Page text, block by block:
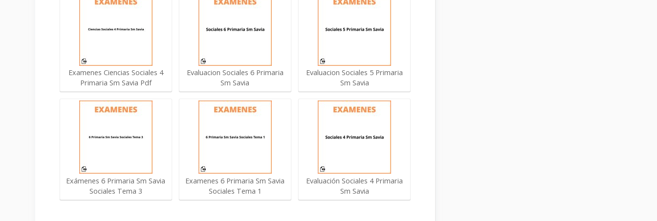
Examenes Ciencias Sociales 4
Primaria Sm Savia Pdf
Exámenes 6 Primaria Sm Savia
Sociales Tema 3
Evaluacion Sociales 6 Primaria
Sm Savia
Examenes 6 Primaria Sm Savia
Sociales Tema 1
Evaluacion Sociales 5 Primaria
Sm Savia
Evaluación Sociales 4 Primaria
Sm Savia